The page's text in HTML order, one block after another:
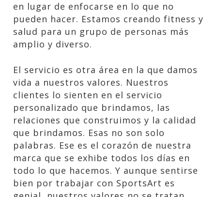
en lugar de enfocarse en lo que no
pueden hacer. Estamos creando fitness y
salud para un grupo de personas más
amplio y diverso.
El servicio es otra área en la que damos
vida a nuestros valores. Nuestros
clientes lo sienten en el servicio
personalizado que brindamos, las
relaciones que construimos y la calidad
que brindamos. Esas no son solo
palabras. Ese es el corazón de nuestra
marca que se exhibe todos los días en
todo lo que hacemos. Y aunque sentirse
bien por trabajar con SportsArt es